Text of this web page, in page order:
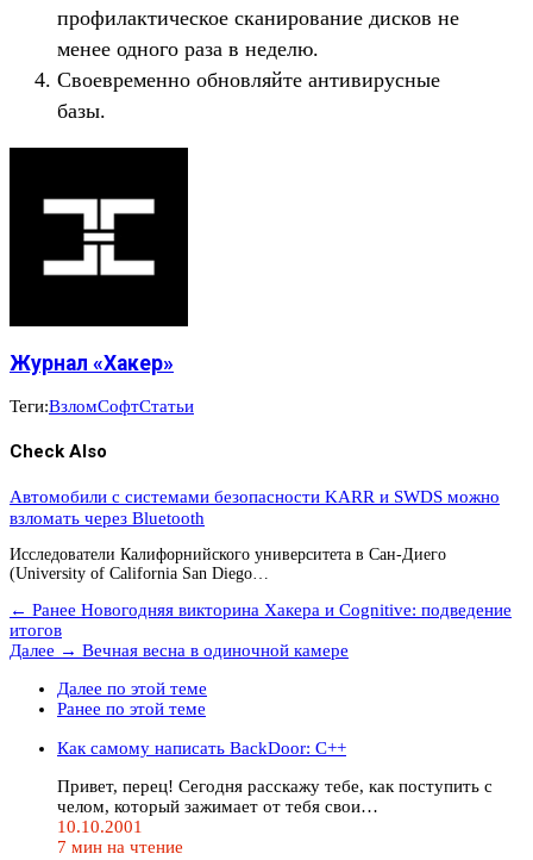
профилактическое сканирование дисков не
менее одного раза в неделю.
Своевременно обновляйте антивирусные
базы.
Журнал «Хакер»
Теги:ВзломСофтСтатьи
Check Also
Автомобили с системами безопасности KARR и SWDS можно
взломать через Bluetooth
Исследователи Калифорнийского университета в Сан-Диего
(University of California San Diego…
← Ранее Новогодняя викторина Хакера и Cognitive: подведение
итогов
Далее → Вечная весна в одиночной камере
Далее по этой теме
Ранее по этой теме
Как самому написать BackDoor: С++
Привет, перец! Сегодня расскажу тебе, как поступить с
челом, который зажимает от тебя свои…
10.10.2001
7 мин на чтение